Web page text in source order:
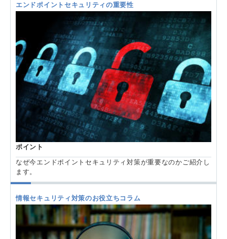
エンドポイントセキュリティの重要性
ポイント
なぜ今エンドポイントセキュリティ対策が重要なのかご紹介し
ます。
情報セキュリティ対策のお役立ちコラム